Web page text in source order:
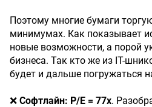
Поэтому многие бумаги
минимумах. Как показывает
новые возможности, а порой
бизнеса. Так кто же из IT-
будет и дальше погружаться
❌ Софтлайн: P/E = 77х.